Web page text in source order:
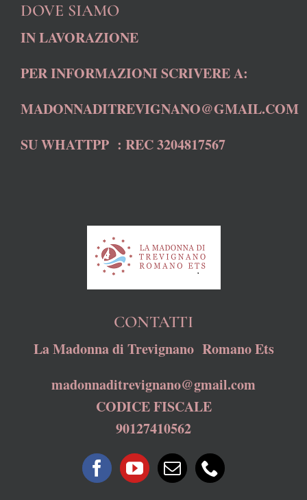
DOVE SIAMO
IN LAVORAZIONE
PER INFORMAZIONI SCRIVERE A:
MADONNADITREVIGNANO@GMAIL.COM
SU WHATTPP : REC 3204817567
CONTATTI
La Madonna di Trevignano Romano Ets
madonnaditrevignano@gmail.com
CODICE FISCALE
90127410562